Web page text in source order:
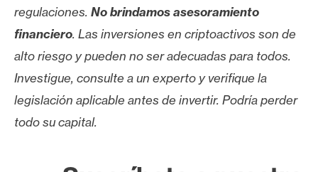
regulaciones. No brindamos asesoramiento
financiero. Las inversiones en criptoactivos son de
alto riesgo y pueden no ser adecuadas para todos.
Investigue, consulte a un experto y verifique la
legislación aplicable antes de invertir. Podría perder
todo su capital.